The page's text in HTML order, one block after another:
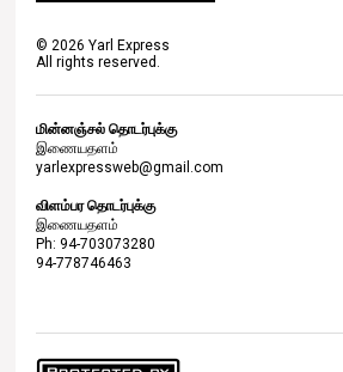
©2026 Yarl Express
All rights reserved.
மின்னஞ்சல் தொடர்புக்கு
இணையதளம்
yarlexpressweb@gmail.com
விளம்பர தொடர்புக்கு
இணையதளம்
Ph: 94-703073280
94-778746463